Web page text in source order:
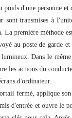
d'une personne et
sont transmises à
première méthode
au poste de garde
Dans le
les actions du
d'ordinateur.
fermé, applique
d'entrée et ouvre le